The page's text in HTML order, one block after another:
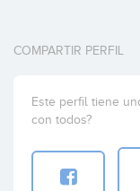
COMPARTIR PERFIL
Este perfil tiene
con todos?